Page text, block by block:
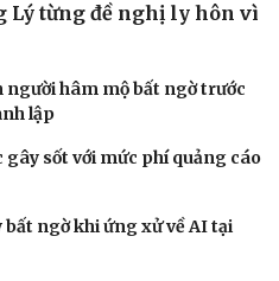
Lý từng đề nghị ly hôn vì
hâm mộ bất ngờ trước
lập
gây sốt với mức phí quảng cáo
ngờ khi ứng xử về AI tại